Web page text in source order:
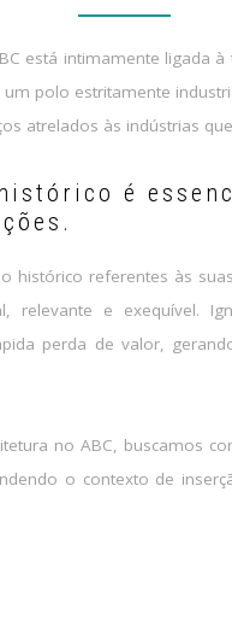
está intimamente ligada
polo estritamente
atrelados às indústrias
é
histórico referentes às
relevante e exequível.
perda de valor,
no ABC, buscamos
o contexto de